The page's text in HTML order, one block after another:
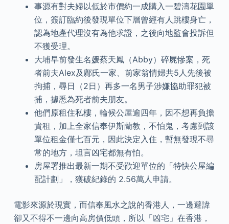
事源有對夫婦以低於市價約一成購入一碧濤花園單
位，簽訂臨約後發現單位下層曾經有人跳樓身亡，
認為地產代理沒有為他求證，之後向地監會投訴但
不獲受理。
大埔早前發生名媛蔡天鳳（Abby）碎屍慘案，死
者前夫Alex及鄺氏一家、前家翁情婦共5人先後被
拘捕，尋日（2日）再多一名男子涉嫌協助罪犯被
捕，據悉為死者前夫朋友。
他們原租住私樓，輪候公屋逾四年，因不想再負擔
貴租，加上全家信奉伊斯蘭教，不怕鬼，考慮到該
單位租金僅七百元，因此決定入住，暫無發現不尋
常的地方，坦言凶宅都無有怕。
房屋署推出最新一期不受歡迎單位的「特快公屋編
配計劃」，獲破紀錄的 2.56萬人申請。
電影來源於現實，而信奉風水之說的香港人，一邊避諱
卻又不得不一邊向高房價低頭，所以「凶宅」在香港，